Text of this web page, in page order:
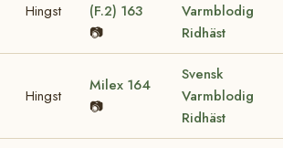
Hingst
(F.2) 163
📷
Varmblodig
Ridhäst
Hingst
Milex 164
📷
Svensk
Varmblodig
Ridhäst